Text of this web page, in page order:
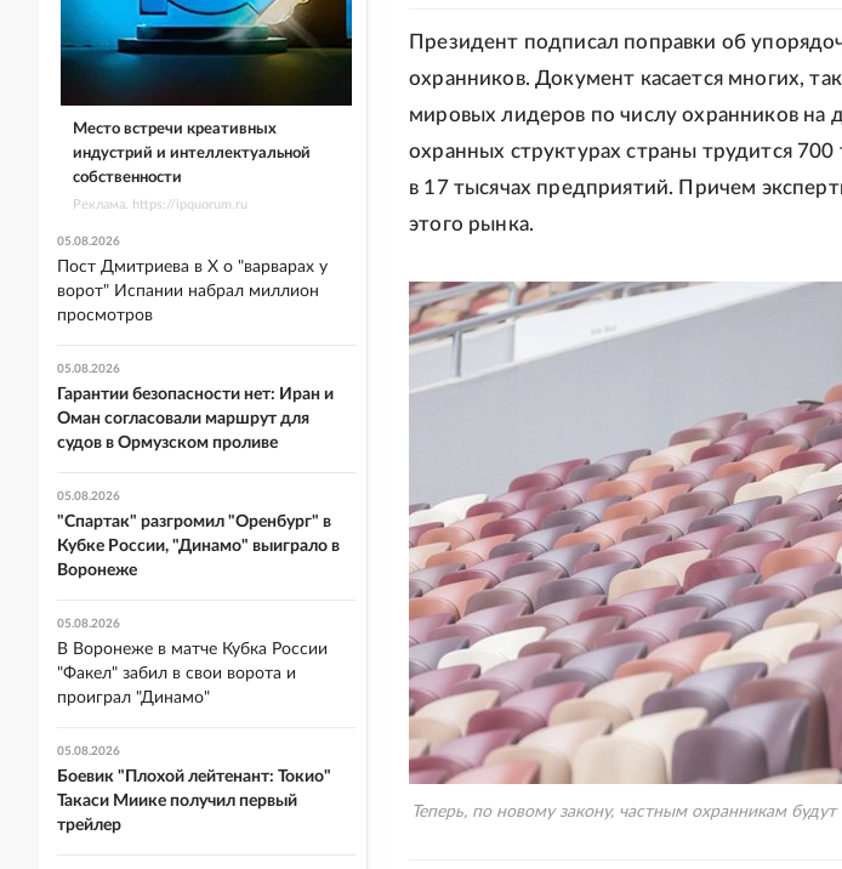
Президент подписал поправки об
охранников. Документ касается многих,
мировых лидеров по числу охранников на
охранных структурах страны трудится
в 17 тысячах предприятий. Причем
этого рынка.
Теперь, по новому закону, частным охранникам
Место встречи креативных
индустрий и интеллектуальной
собственности
Реклама. https://ipquorum.ru
05.08.2026
Пост Дмитриева в X о "варварах у
ворот" Испании набрал миллион
просмотров
05.08.2026
Гарантии безопасности нет: Иран и
Оман согласовали маршрут для
судов в Ормузском проливе
05.08.2026
"Спартак" разгромил "Оренбург" в
Кубке России, "Динамо" выиграло в
Воронеже
05.08.2026
В Воронеже в матче Кубка России
"Факел" забил в свои ворота и
проиграл "Динамо"
05.08.2026
Боевик "Плохой лейтенант: Токио"
Такаси Миике получил первый
трейлер